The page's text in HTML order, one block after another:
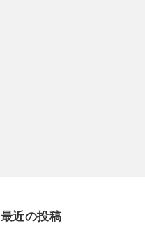
最近の投稿